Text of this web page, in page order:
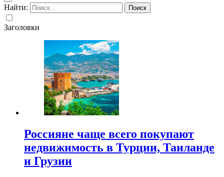
Найти:
Заголовки
Россияне чаще всего покупают
недвижимость в Турции, Таиланде
и Грузии